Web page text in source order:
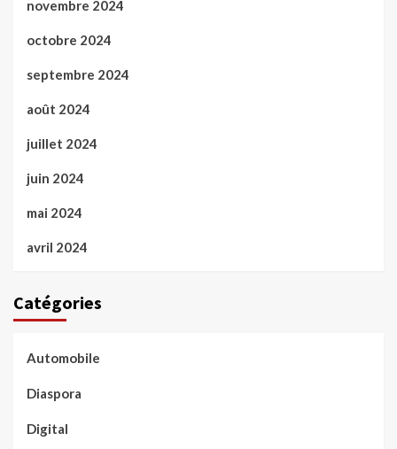
novembre 2024
octobre 2024
septembre 2024
août 2024
juillet 2024
juin 2024
mai 2024
avril 2024
Catégories
Automobile
Diaspora
Digital